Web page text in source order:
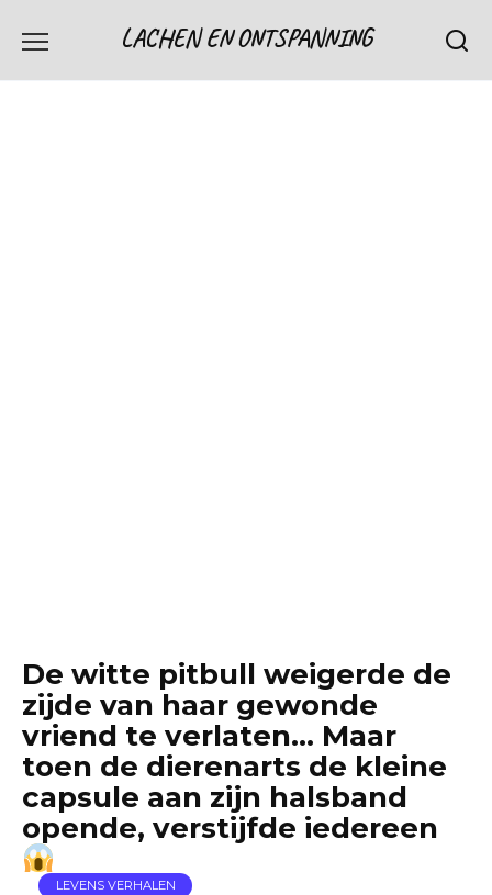
LACHEN EN ONTSPANNING
De witte pitbull weigerde de
zijde van haar gewonde
vriend te verlaten… Maar
toen de dierenarts de kleine
capsule aan zijn halsband
opende, verstijfde iedereen
LEVENS VERHALEN